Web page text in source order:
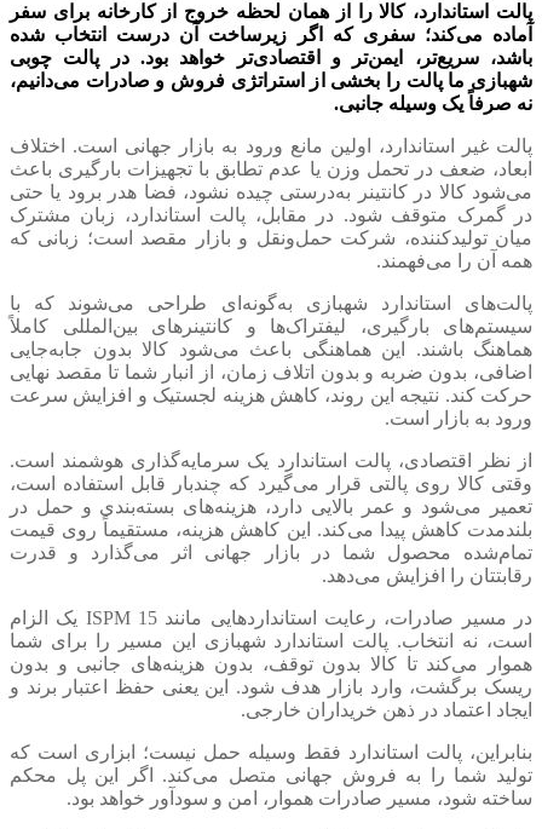
پالت استاندارد، کالا را از همان لحظه خروج از کارخانه برای سفر
آماده می‌کند؛ سفری که اگر زیرساخت آن درست انتخاب شده
باشد، سریع‌تر، ایمن‌تر و اقتصادی‌تر خواهد بود. در پالت چوبی
شهبازی ما پالت را بخشی از استراتژی فروش و صادرات می‌دانیم،
نه صرفاً یک وسیله جانبی.
پالت غیر استاندارد، اولین مانع ورود به بازار جهانی است. اختلاف
ابعاد، ضعف در تحمل وزن یا عدم تطابق با تجهیزات بارگیری باعث
می‌شود کالا در کانتینر به‌درستی چیده نشود، فضا هدر برود یا حتی
در گمرک متوقف شود. در مقابل، پالت استاندارد، زبان مشترک
میان تولیدکننده، شرکت حمل‌ونقل و بازار مقصد است؛ زبانی که
همه آن را می‌فهمند.
پالت‌های استاندارد شهبازی به‌گونه‌ای طراحی می‌شوند که با
سیستم‌های بارگیری، لیفتراک‌ها و کانتینرهای بین‌المللی کاملاً
هماهنگ باشند. این هماهنگی باعث می‌شود کالا بدون جابه‌جایی
اضافی، بدون ضربه و بدون اتلاف زمان، از انبار شما تا مقصد نهایی
حرکت کند. نتیجه این روند، کاهش هزینه لجستیک و افزایش سرعت
ورود به بازار است.
از نظر اقتصادی، پالت استاندارد یک سرمایه‌گذاری هوشمند است.
وقتی کالا روی پالتی قرار می‌گیرد که چندبار قابل استفاده است،
تعمیر می‌شود و عمر بالایی دارد، هزینه‌های بسته‌بندی و حمل در
بلندمدت کاهش پیدا می‌کند. این کاهش هزینه، مستقیماً روی قیمت
تمام‌شده محصول شما در بازار جهانی اثر می‌گذارد و قدرت
رقابتتان را افزایش می‌دهد.
در مسیر صادرات، رعایت استانداردهایی مانند ISPM 15 یک الزام
است، نه انتخاب. پالت استاندارد شهبازی این مسیر را برای شما
هموار می‌کند تا کالا بدون توقف، بدون هزینه‌های جانبی و بدون
ریسک برگشت، وارد بازار هدف شود. این یعنی حفظ اعتبار برند و
ایجاد اعتماد در ذهن خریداران خارجی.
بنابراین، پالت استاندارد فقط وسیله حمل نیست؛ ابزاری است که
تولید شما را به فروش جهانی متصل می‌کند. اگر این پل محکم
ساخته شود، مسیر صادرات هموار، امن و سودآور خواهد بود.